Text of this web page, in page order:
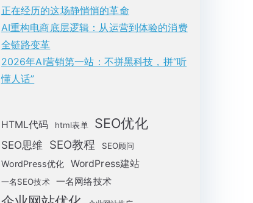
正在经历的这场静悄悄的革命
AI重构电商底层逻辑：从运营到体验的消费
全链路变革
2026年AI营销第一站：不拼黑科技，拼“听
懂人话”
HTML代码 html表单 SEO优化
SEO思维 SEO教程 SEO顾问
WordPress优化 WordPress建站
一名SEO技术 一名网络技术